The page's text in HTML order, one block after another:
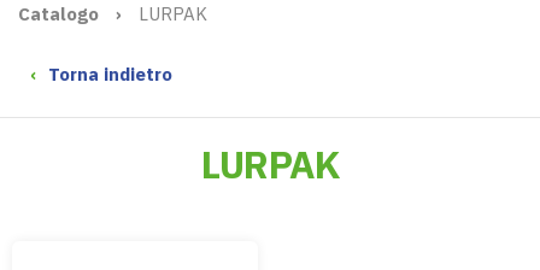
Catalogo › LURPAK
‹ Torna indietro
LURPAK